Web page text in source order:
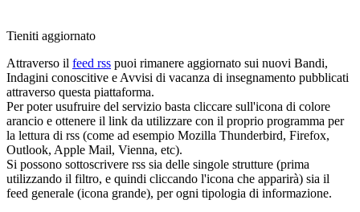
Tieniti aggiornato
Attraverso il feed rss puoi rimanere aggiornato sui nuovi Bandi,
Indagini conoscitive e Avvisi di vacanza di insegnamento pubblicati
attraverso questa piattaforma.
Per poter usufruire del servizio basta cliccare sull'icona di colore
arancio e ottenere il link da utilizzare con il proprio programma per
la lettura di rss (come ad esempio Mozilla Thunderbird, Firefox,
Outlook, Apple Mail, Vienna, etc).
Si possono sottoscrivere rss sia delle singole strutture (prima
utilizzando il filtro, e quindi cliccando l'icona che apparirà) sia il
feed generale (icona grande), per ogni tipologia di informazione.